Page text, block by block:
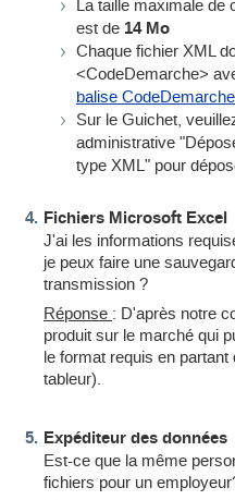
La taille maximale de
est de 14 Mo
Chaque fichier XML
<CodeDemarche>
balise CodeDemarche
Sur le Guichet,
administrative
type XML" pour
Fichiers Microsoft Excel
J'ai les informations
je peux faire une
transmission ?
Réponse : D'après notre
produit sur le marché qui
le format requis en
tableur).
Expéditeur des données
Est-ce que la même
fichiers pour un